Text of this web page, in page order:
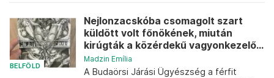
BELFÖLD
Nejlonzacskóba csomagolt szart
küldött volt főnökének, miután
kirúgták a közérdekű vagyonkezelő...
Madzin Emília
A Budaörsi Járási Ügyészség a férfit